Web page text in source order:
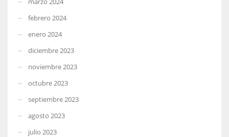
febrero 2024
enero 2024
diciembre 2023
noviembre 2023
octubre 2023
septiembre 2023
agosto 2023
julio 2023